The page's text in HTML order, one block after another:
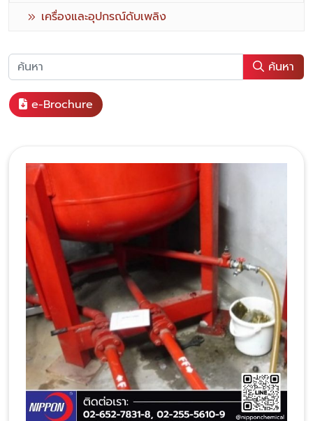
เครื่องและอุปกรณ์ดับเพลิง
ค้นหา
e-Brochure